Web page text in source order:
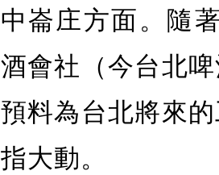
中崙庄方面。隨
酒會社（今台北
預料為台北將來
指大動。